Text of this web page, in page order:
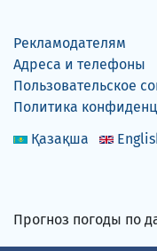
Рекламодателям
Адреса и телефоны
Пользовательское
Политика
Қазақша
Прогноз погоды по